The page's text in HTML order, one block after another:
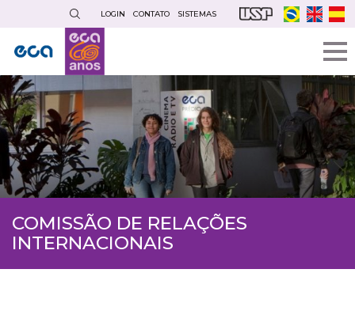
conteúdo
principal
LOGIN CONTATO SISTEMAS
COMISSÃO DE RELAÇÕES
INTERNACIONAIS